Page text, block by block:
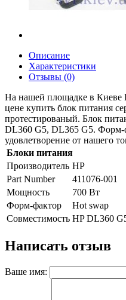
Описание
Характеристики
Отзывы (0)
На нашей площадке в Киеве
цене купить блок питания
протестированый. Блок
DL360 G5, DL365 G5. Форм-
удовлетворение от нашего
Блоки питания
Производитель HP
Part Number
411076-001
Мощность
700 Вт
Форм-фактор
Hot swap
Совместимость HP DL360
Написать отзыв
Ваше имя: